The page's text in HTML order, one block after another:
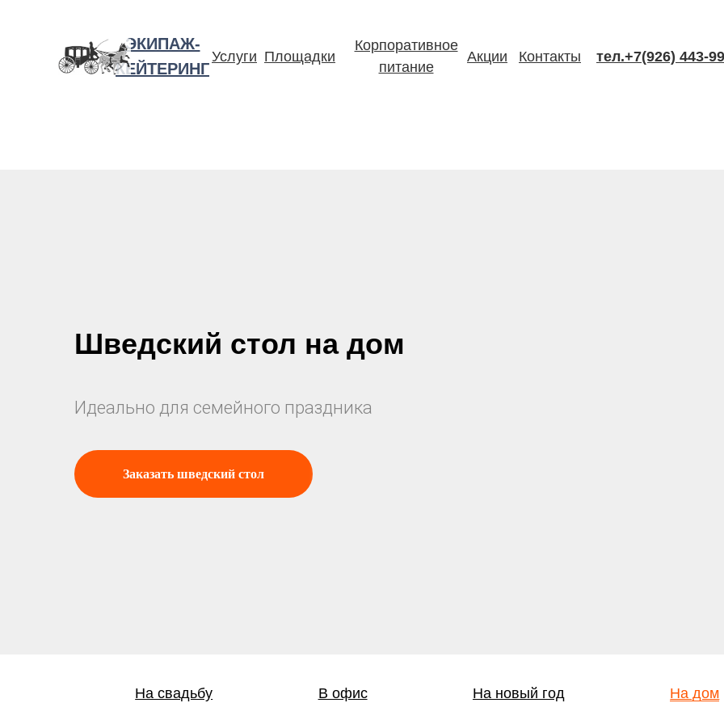
ЭКИПАЖ-
КЕЙТЕРИНГ
Услуги Площадки
Корпоративное
питание
Акции Контакты тел.+7(926) 443-
Шведский стол на дом
Идеально для семейного праздника
Заказать шведский стол
На свадьбу В офис На новый год На дом